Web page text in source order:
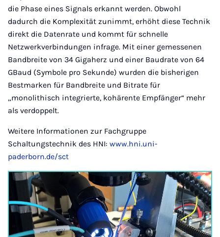
die Phase eines Signals erkannt werden. Obwohl
dadurch die Komplexität zunimmt, erhöht diese Technik
direkt die Datenrate und kommt für schnelle
Netzwerkverbindungen infrage. Mit einer gemessenen
Bandbreite von 34 Gigaherz und einer Baudrate von 64
GBaud (Symbole pro Sekunde) wurden die bisherigen
Bestmarken für Bandbreite und Bitrate für
„monolithisch integrierte, kohärente Empfänger“ mehr
als verdoppelt.
Weitere Informationen zur Fachgruppe
Schaltungstechnik des HNI: www.hni.uni-
paderborn.de/sct